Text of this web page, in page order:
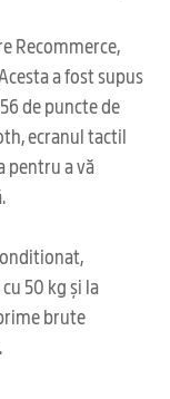
Recommerce,
a fost supus
de puncte de
ecranul tactil
pentru a vă
50 kg și la
brute